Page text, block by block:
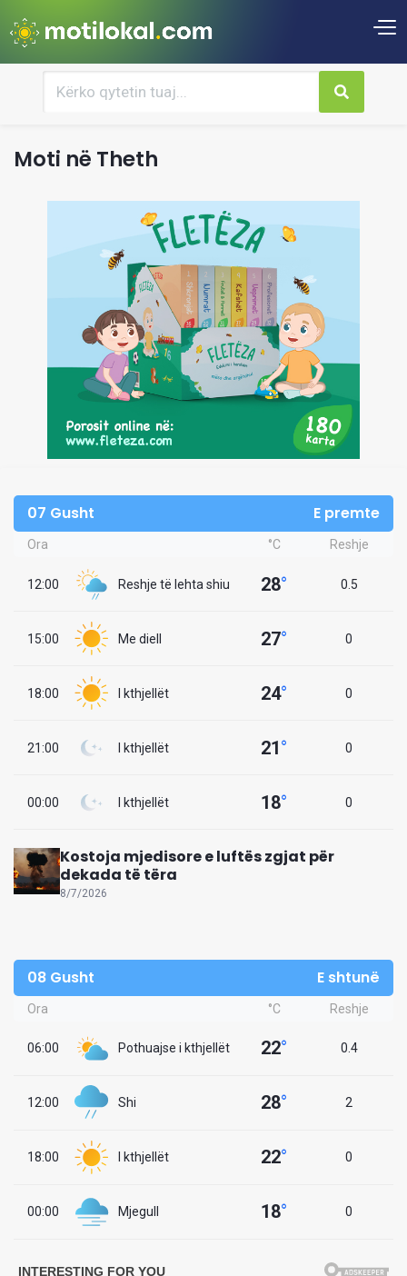
Moti në Theth
07 Gusht E premte
Ora °C Reshje
12:00 Reshje të lehta shiu 28° 0.5
15:00 Me diell 27° 0
18:00 I kthjellët 24° 0
21:00 I kthjellët 21° 0
00:00 I kthjellët 18° 0
Kostoja mjedisore e luftës zgjat për
dekada të tëra
8/7/2026
08 Gusht E shtunë
Ora °C Reshje
06:00 Pothuajse i kthjellët 22° 0.4
12:00 Shi 28° 2
18:00 I kthjellët 22° 0
00:00 Mjegull 18° 0